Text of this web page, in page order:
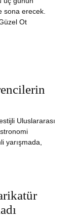
sona erecek.
Ot
Uluslararası
yarışmada,